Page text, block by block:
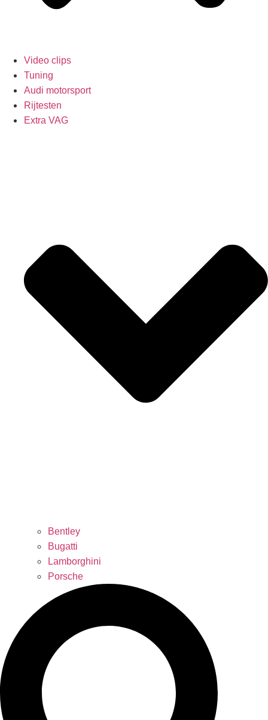
Video clips
Tuning
Audi motorsport
Rijtesten
Extra VAG
Bentley
Bugatti
Lamborghini
Porsche